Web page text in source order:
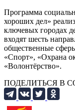
Программа
хороших дел»
ключевых городах
входят шесть
общественные
«Спорт», «Охрана
«Волонтёрство».
ПОДЕЛИТЬСЯ В